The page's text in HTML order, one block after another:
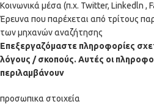
Κοινωνικά μέσα (π.χ. Twitter, Linkedln ,
Έρευνα που παρέχεται από τρίτους
των μηχανών αναζήτησης
Επεξεργαζόμαστε πληροφορίες
λόγους / σκοπούς. Αυτές οι
περιλαμβάνουν
προσωπικα στοιχεία